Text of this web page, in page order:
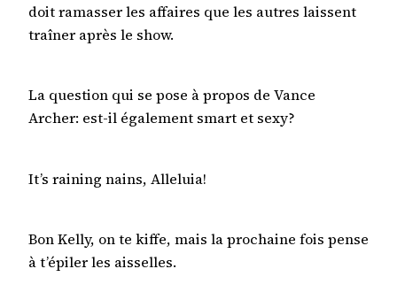
doit ramasser les affaires que les autres laissent
traîner après le show.
La question qui se pose à propos de Vance
Archer: est-il également smart et sexy?
It’s raining nains, Alleluia!
Bon Kelly, on te kiffe, mais la prochaine fois pense
à t’épiler les aisselles.